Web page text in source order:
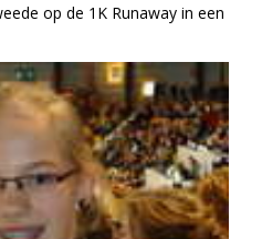
op de 1K Runaway in een